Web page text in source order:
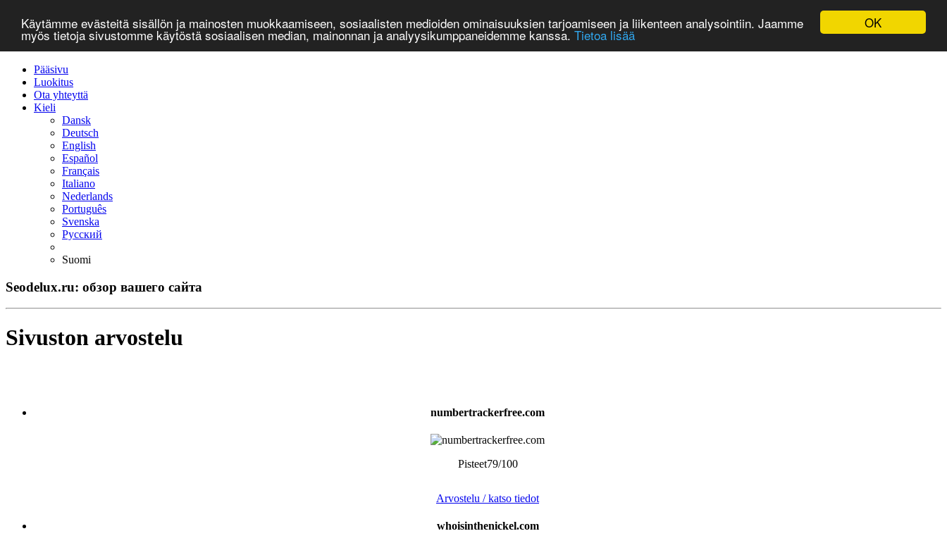
OK
Käytämme evästeitä sisällön ja mainosten muokkaamiseen, sosiaalisten medioiden ominaisuuksien tarjoamiseen ja liikenteen analysointiin. Jaamme
myös tietoja sivustomme käytöstä sosiaalisen median, mainonnan ja analyysikumppaneidemme kanssa. Tietoa lisää
Pääsivu
Luokitus
Ota yhteyttä
Kieli
Dansk
Deutsch
English
Español
Français
Italiano
Nederlands
Português
Svenska
Русский
Suomi
Seodelux.ru: обзор вашего сайта
Sivuston arvostelu
numbertrackerfree.com
Pisteet79/100
Arvostelu / katso tiedot
whoisinthenickel.com